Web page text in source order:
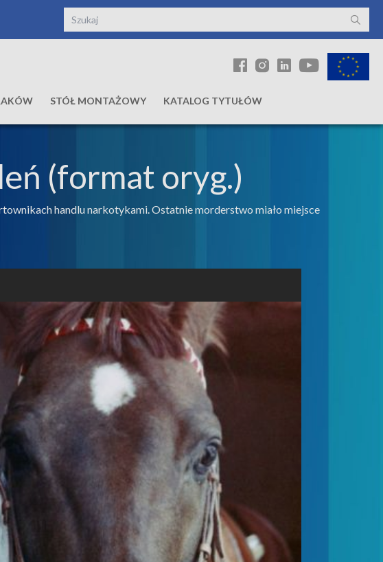
STÓŁ MONTAŻOWY KATALOG TYTUŁÓW
(format oryg.)
handlu narkotykami. Ostatnie morderstwo miało miejsce